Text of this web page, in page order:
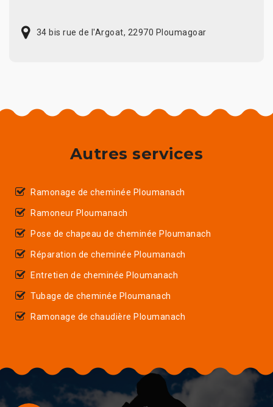
34 bis rue de l'Argoat, 22970 Ploumagoar
Autres services
Ramonage de cheminée Ploumanach
Ramoneur Ploumanach
Pose de chapeau de cheminée Ploumanach
Réparation de cheminée Ploumanach
Entretien de cheminée Ploumanach
Tubage de cheminée Ploumanach
Ramonage de chaudière Ploumanach